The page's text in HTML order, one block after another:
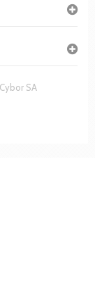
Cybor SA